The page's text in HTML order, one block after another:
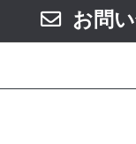
お問